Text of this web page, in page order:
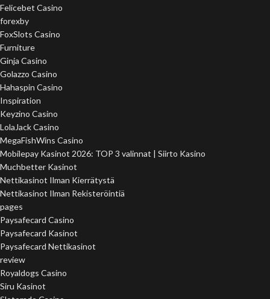
Felicebet Casino
forexby
FoxSlots Casino
Furniture
Ginja Casino
Golazzo Casino
Hahaspin Casino
Inspiration
Keyzino Casino
LolaJack Casino
MegaFishWins Casino
Mobilepay Kasinot 2026: TOP 3 valinnat | Siirto Kasino
Muchbetter Kasinot
Nettikasinot Ilman Kierrätystä
Nettikasinot Ilman Rekisteröintiä
pages
Paysafecard Casino
Paysafecard Kasinot
Paysafecard Nettikasinot
review
Royaldogs Casino
Siru Kasinot